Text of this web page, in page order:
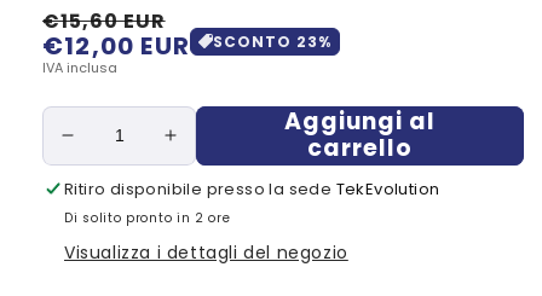
Prezzo
di
listino
€12,00 EUR
Prezzo
scontato
€15,60 EUR
IVA inclusa
SCONTO 23%
Diminuisci
quantità
per
Trim
Pocket
Aumenta
quantità
per
Trim
Pocket
Aggiungi al
carrello
Ritiro disponibile presso la sede TekEvolution
Di solito pronto in 2 ore
Visualizza i dettagli del negozio